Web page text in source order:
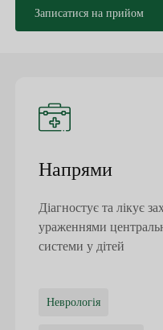
Записатися на прийом
Напрями
Діагностує та лікує
ураженнями
системи у дітей
Неврологія